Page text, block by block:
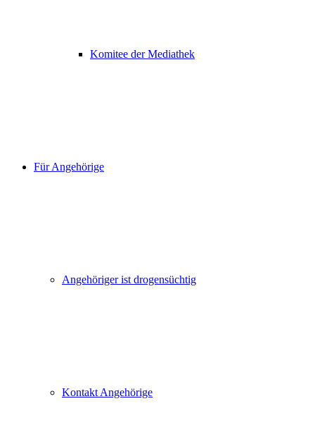
Komitee der Mediathek
Für Angehörige
Angehöriger ist drogensüchtig
Kontakt Angehörige